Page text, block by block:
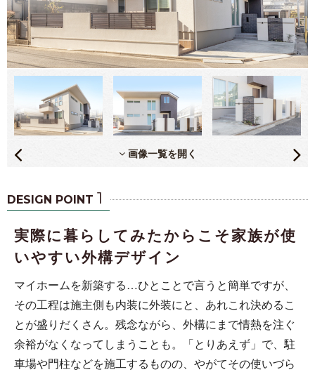
画像一覧を開く
DESIGN POINT 1
実際に暮らしてみたからこそ家族が使
いやすい外構デザイン
マイホームを新築する…ひとことで言うと簡単ですが、
その工程は施主側も内装に外装にと、あれこれ決めるこ
とが盛りだくさん。残念ながら、外構にまで情熱を注ぐ
余裕がなくなってしまうことも。「とりあえず」で、駐
車場や門柱などを施工するものの、やがてその使いづら